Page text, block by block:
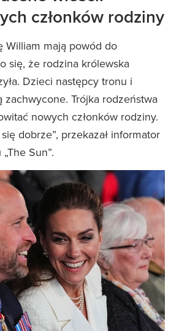
członków rodziny
William mają powód do
się, że rodzina królewska
Dzieci następcy tronu i
zachwycone. Trójka rodzeństwa
nowych członków rodziny.
dobrze”, przekazał informator
Sun”.